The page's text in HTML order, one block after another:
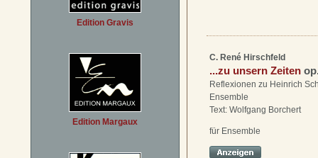
Edition Gravis
Edition Margaux
C. René Hirschfeld
...zu unsern Zeiten
Reflexionen zu Heinrich
Ensemble
Text: Wolfgang Borchert
für Ensemble